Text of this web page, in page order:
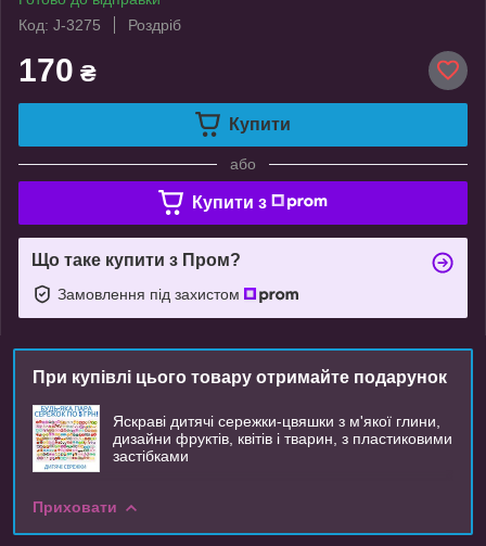
Код: J-3275
Роздріб
170 ₴
Купити
або
Купити з
Що таке купити з Пром?
Замовлення під захистом
При купівлі цього товару отримайте подарунок
Яскраві дитячі сережки-цвяшки з м'якої глини,
дизайни фруктів, квітів і тварин, з пластиковими
застібками
Приховати